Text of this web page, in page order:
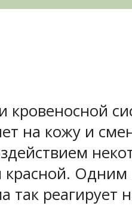
кровеносной
на кожу и
красной. Одним
так реагирует